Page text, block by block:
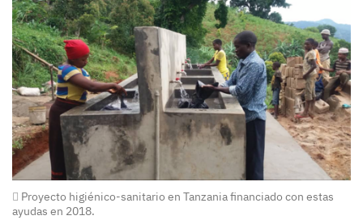
Proyecto higiénico-sanitario en Tanzania financiado con estas
ayudas en 2018.